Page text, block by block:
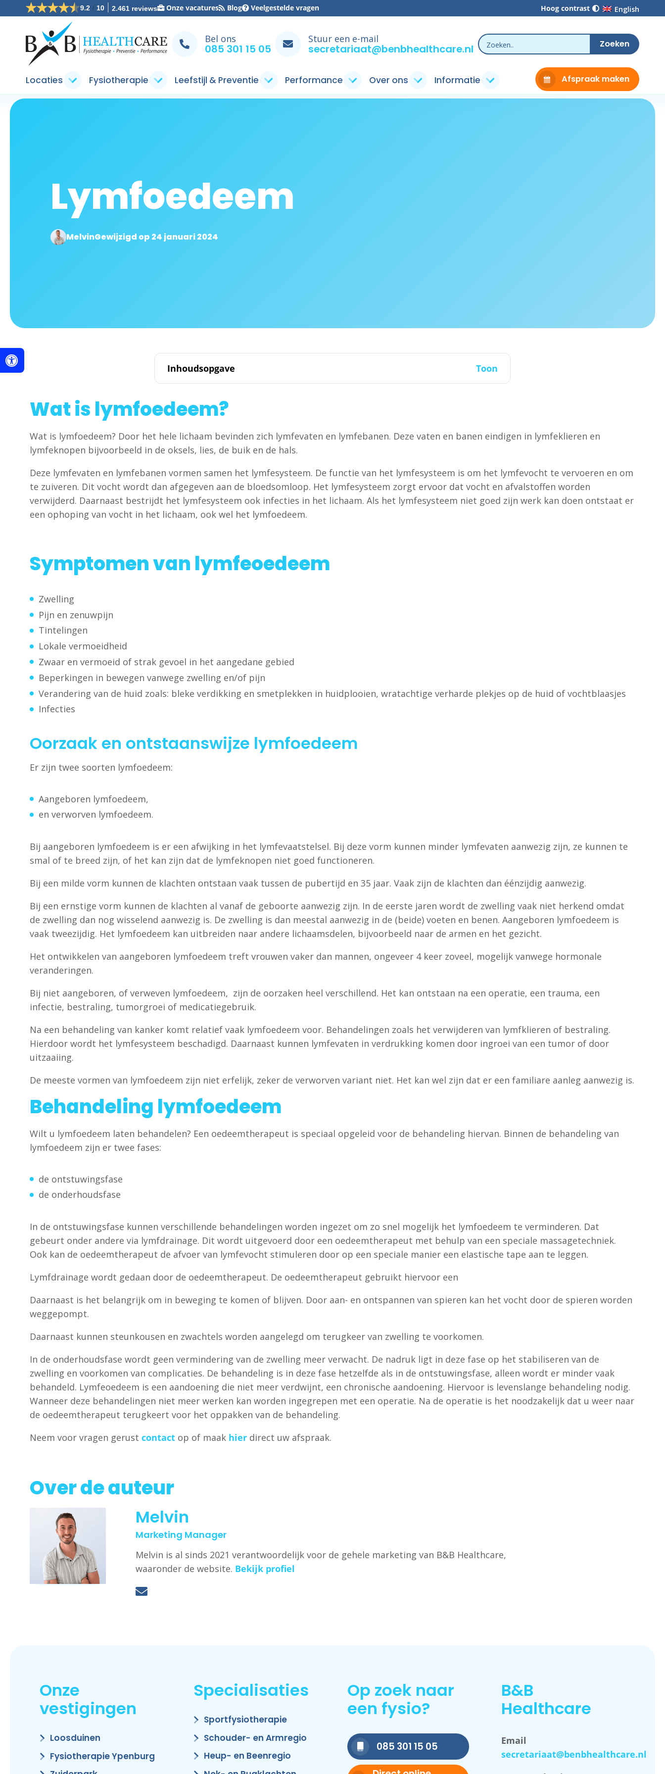
9.2 / 10 2.461 reviews Onze vacatures Blog Veelgestelde vragen Hoog contrast English
Bel ons
085 301 15 05
Stuur een e-mail
secretariaat@benbhealthcare.nl
Locaties Fysiotherapie Leefstijl & Preventie Performance Over ons Informatie Afspraak maken
Lymfoedeem
MelvinGewijzigd op 24 januari 2024
Inhoudsopgave Toon
Wat is lymfoedeem?
Wat is lymfoedeem? Door het hele lichaam bevinden zich lymfevaten en lymfebanen. Deze vaten en banen eindigen in lymfeklieren en
lymfeknopen bijvoorbeeld in de oksels, lies, de buik en de hals.
Deze lymfevaten en lymfebanen vormen samen het lymfesysteem. De functie van het lymfesysteem is om het lymfevocht te vervoeren en om
te zuiveren. Dit vocht wordt dan afgegeven aan de bloedsomloop. Het lymfesysteem zorgt ervoor dat vocht en afvalstoffen worden
verwijderd. Daarnaast bestrijdt het lymfesysteem ook infecties in het lichaam. Als het lymfesysteem niet goed zijn werk kan doen ontstaat er
een ophoping van vocht in het lichaam, ook wel het lymfoedeem.
Symptomen van lymfeoedeem
Zwelling
Pijn en zenuwpijn
Tintelingen
Lokale vermoeidheid
Zwaar en vermoeid of strak gevoel in het aangedane gebied
Beperkingen in bewegen vanwege zwelling en/of pijn
Verandering van de huid zoals: bleke verdikking en smetplekken in huidplooien, wratachtige verharde plekjes op de huid of vochtblaasjes
Infecties
Oorzaak en ontstaanswijze lymfoedeem
Er zijn twee soorten lymfoedeem:
Aangeboren lymfoedeem,
en verworven lymfoedeem.
Bij aangeboren lymfoedeem is er een afwijking in het lymfevaatstelsel. Bij deze vorm kunnen minder lymfevaten aanwezig zijn, ze kunnen te
smal of te breed zijn, of het kan zijn dat de lymfeknopen niet goed functioneren.
Bij een milde vorm kunnen de klachten ontstaan vaak tussen de pubertijd en 35 jaar. Vaak zijn de klachten dan éénzijdig aanwezig.
Bij een ernstige vorm kunnen de klachten al vanaf de geboorte aanwezig zijn. In de eerste jaren wordt de zwelling vaak niet herkend omdat
de zwelling dan nog wisselend aanwezig is. De zwelling is dan meestal aanwezig in de (beide) voeten en benen. Aangeboren lymfoedeem is
vaak tweezijdig. Het lymfoedeem kan uitbreiden naar andere lichaamsdelen, bijvoorbeeld naar de armen en het gezicht.
Het ontwikkelen van aangeboren lymfoedeem treft vrouwen vaker dan mannen, ongeveer 4 keer zoveel, mogelijk vanwege hormonale
veranderingen.
Bij niet aangeboren, of verweven lymfoedeem, zijn de oorzaken heel verschillend. Het kan ontstaan na een operatie, een trauma, een
infectie, bestraling, tumorgroei of medicatiegebruik.
Na een behandeling van kanker komt relatief vaak lymfoedeem voor. Behandelingen zoals het verwijderen van lymfklieren of bestraling.
Hierdoor wordt het lymfesysteem beschadigd. Daarnaast kunnen lymfevaten in verdrukking komen door ingroei van een tumor of door
uitzaaiing.
De meeste vormen van lymfoedeem zijn niet erfelijk, zeker de verworven variant niet. Het kan wel zijn dat er een familiare aanleg aanwezig is.
Behandeling lymfoedeem
Wilt u lymfoedeem laten behandelen? Een oedeemtherapeut is speciaal opgeleid voor de behandeling hiervan. Binnen de behandeling van
lymfoedeem zijn er twee fases:
de ontstuwingsfase
de onderhoudsfase
In de ontstuwingsfase kunnen verschillende behandelingen worden ingezet om zo snel mogelijk het lymfoedeem te verminderen. Dat
gebeurt onder andere via lymfdrainage. Dit wordt uitgevoerd door een oedeemtherapeut met behulp van een speciale massagetechniek.
Ook kan de oedeemtherapeut de afvoer van lymfevocht stimuleren door op een speciale manier een elastische tape aan te leggen.
Lymfdrainage wordt gedaan door de oedeemtherapeut. De oedeemtherapeut gebruikt hiervoor een
Daarnaast is het belangrijk om in beweging te komen of blijven. Door aan- en ontspannen van spieren kan het vocht door de spieren worden
weggepompt.
Daarnaast kunnen steunkousen en zwachtels worden aangelegd om terugkeer van zwelling te voorkomen.
In de onderhoudsfase wordt geen vermindering van de zwelling meer verwacht. De nadruk ligt in deze fase op het stabiliseren van de
zwelling en voorkomen van complicaties. De behandeling is in deze fase hetzelfde als in de ontstuwingsfase, alleen wordt er minder vaak
behandeld. Lymfeoedeem is een aandoening die niet meer verdwijnt, een chronische aandoening. Hiervoor is levenslange behandeling nodig.
Wanneer deze behandelingen niet meer werken kan worden ingegrepen met een operatie. Na de operatie is het noodzakelijk dat u weer naar
de oedeemtherapeut terugkeert voor het oppakken van de behandeling.
Neem voor vragen gerust contact op of maak hier direct uw afspraak.
Over de auteur
Melvin
Marketing Manager
Melvin is al sinds 2021 verantwoordelijk voor de gehele marketing van B&B Healthcare,
waaronder de website. Bekijk profiel
Onze
vestigingen
Loosduinen
Fysiotherapie Ypenburg
Specialisaties
Sportfysiotherapie
Schouder- en Armregio
Heup- en Beenregio
Op zoek naar
een fysio?
085 301 15 05
B&B
Healthcare
Email
secretariaat@benbhealthcare.nl